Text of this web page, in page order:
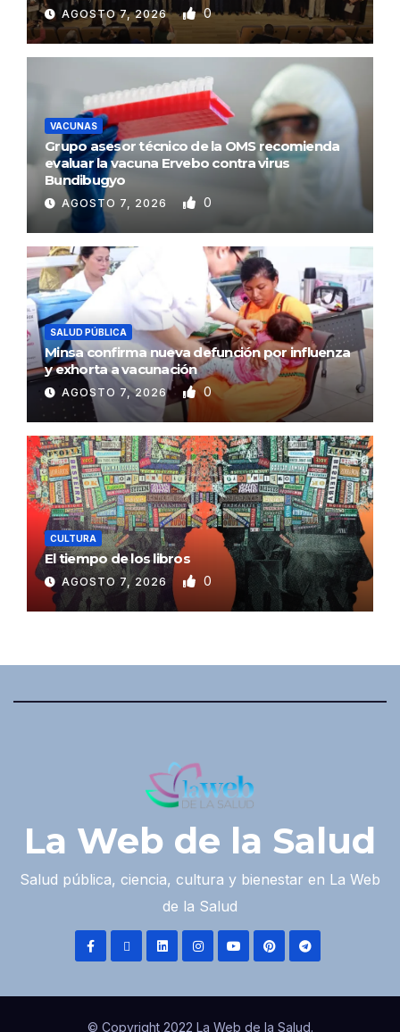
AGOSTO 7, 2026 0
VACUNAS
Grupo asesor técnico de la OMS recomienda
evaluar la vacuna Ervebo contra virus
Bundibugyo
AGOSTO 7, 2026 0
SALUD PÚBLICA
Minsa confirma nueva defunción por influenza
y exhorta a vacunación
AGOSTO 7, 2026 0
CULTURA
El tiempo de los libros
AGOSTO 7, 2026 0
La Web de la Salud
Salud pública, ciencia, cultura y bienestar en La Web
de la Salud
© Copyright 2022 La Web de la Salud.